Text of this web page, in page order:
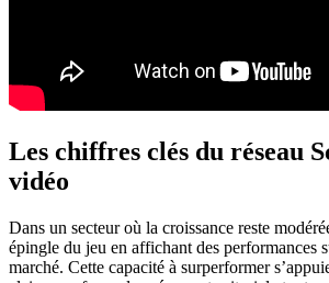
Les chiffres clés du réseau
vidéo
Dans un secteur où la croissance reste
épingle du jeu en affichant des performances
marché. Cette capacité à surperformer